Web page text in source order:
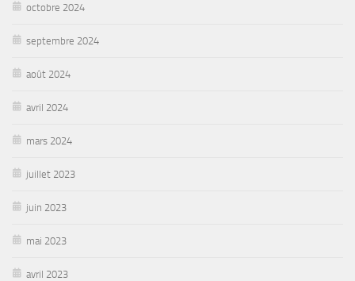
octobre 2024
septembre 2024
août 2024
avril 2024
mars 2024
juillet 2023
juin 2023
mai 2023
avril 2023